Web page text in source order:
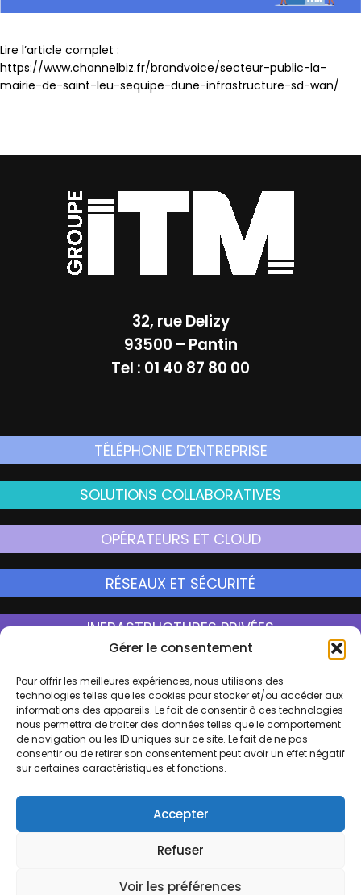
Gérer le consentement
Pour offrir les meilleures expériences, nous utilisons des
technologies telles que les cookies pour stocker et/ou accéder aux
informations des appareils. Le fait de consentir à ces technologies
nous permettra de traiter des données telles que le comportement
de navigation ou les ID uniques sur ce site. Le fait de ne pas
consentir ou de retirer son consentement peut avoir un effet négatif
sur certaines caractéristiques et fonctions.
Accepter
Refuser
Voir les préférences
Lire l’article complet :
https://www.channelbiz.fr/brandvoice/secteur-public-la-
mairie-de-saint-leu-sequipe-dune-infrastructure-sd-wan/
32, rue Delizy
93500 – Pantin
Tel : 01 40 87 80 00
TÉLÉPHONIE D’ENTREPRISE
SOLUTIONS COLLABORATIVES
OPÉRATEURS ET CLOUD
RÉSEAUX ET SÉCURITÉ
INFRASTRUCTURES PRIVÉES
Qui sommes nous ?
Contactez-nous
L'actualité
Mentions Légales
Rejoignez-nous
Copyright © 2026 -Politique de confidentialité